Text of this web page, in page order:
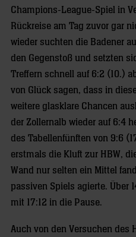
Champions-League-Spiel in
Rückreise am Tag zuvor gar
wieder suchten die Badener
den Gegenstoß und setzten
Treffern schnell auf 6:2 (10.)
von Glück sagen, dass in
weitere glasklare Chancen
der Zollernalb wieder auf 6:4
des Tabellenfünften von 9:6
erstmals die Kluft zur HBW,
Wand nur selten ein Mittel
passiven Spiels agierte. Über
mit 17:12 in die Pause.
Auch von den Versuchen des